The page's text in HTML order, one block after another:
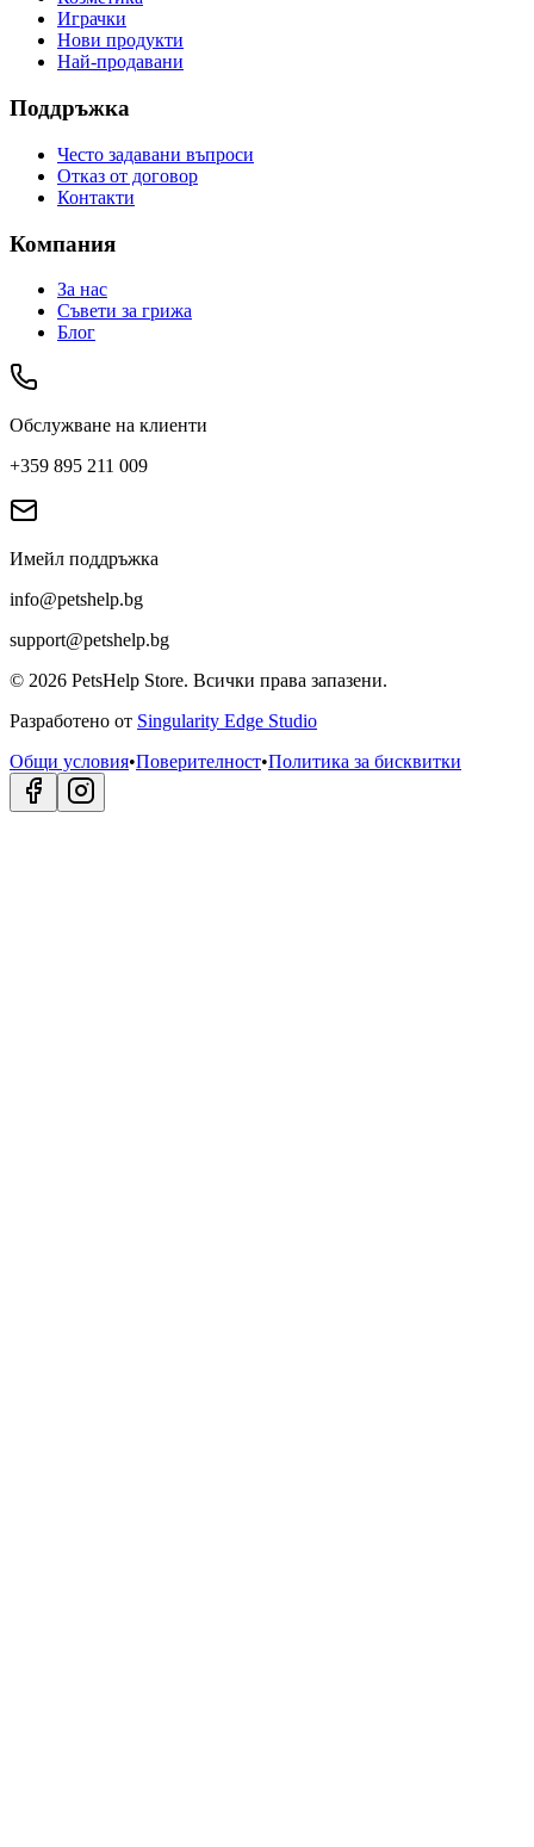
Играчки
Нови продукти
Най-продавани
Поддръжка
Често задавани въпроси
Отказ от договор
Контакти
Компания
За нас
Съвети за грижа
Блог
Обслужване на клиенти
+359 895 211 009
Имейл поддръжка
info@petshelp.bg
support@petshelp.bg
© 2026 PetsHelp Store. Всички права запазени.
Разработено от Singularity Edge Studio
Общи условия•Поверителност•Политика за бисквитки